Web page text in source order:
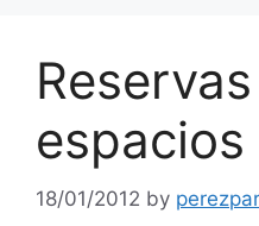
espacios
18/01/2012 by